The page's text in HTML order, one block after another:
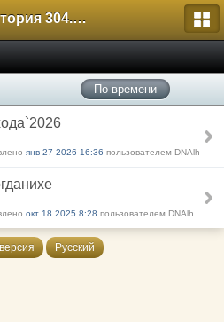
Аудитория 304. История России
По времени
янв 27 2026 16:36 пользователем DNAlh
окт 18 2025 8:28 пользователем DNAlh
Русский